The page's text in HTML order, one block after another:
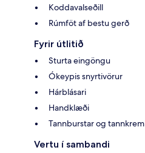
Koddavalseðill
Rúmföt af bestu gerð
Fyrir útlitið
Sturta eingöngu
Ókeypis snyrtivörur
Hárblásari
Handklæði
Tannburstar og tannkrem
Vertu í sambandi